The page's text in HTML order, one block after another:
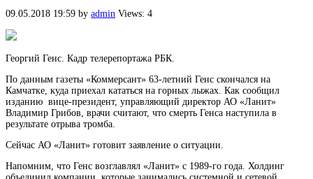
09.05.2018 19:59 by admin Views: 4
Георгий Генс. Кадр телерепортажа РБК.
По данным газеты «Коммерсант» 63-летний Генс скончался на
Камчатке, куда приехал кататься на горных лыжах. Как сообщил
изданию вице-президент, управляющий директор АО «Ланит»
Владимир Грибов, врачи считают, что смерть Генса наступила в
результате отрыва тромба.
Сейчас АО «Ланит» готовит заявление о ситуации.
Напомним, что Генс возглавлял «Ланит» с 1989-го года. Холдинг